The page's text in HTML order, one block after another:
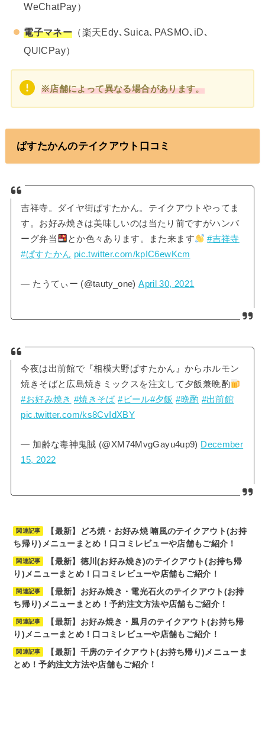
WeChatPay）
電子マネー （楽天Edy､Suica､PASMO､iD､
QUICPay）
※店舗によって異なる場合があります。
ぱすたかんのテイクアウト口コミ
吉祥寺。ダイヤ街ぱすたかん。テイクアウトやってま
す。お好み焼きは美味しいのは当たり前ですがハンバ
ーグ弁当
とか色々あります。また来ます
#吉祥寺
#ぱすたかん pic.twitter.com/kpIC6ewKcm
— たうてぃー (@tauty_one)April 30, 2021
今夜は出前館で『相模大野ぱすたかん』からホルモン
焼きそばと広島焼きミックスを注文して夕飯兼晩酌
#お好み焼き #焼きそば #ビール#夕飯 #晩酌 #出前館
pic.twitter.com/ks8CvIdXBY
— 加齢な毒神鬼賊 (@XM74MvgGayu4up9) December
15, 2022
関連記事
【最新】どろ焼・お好み焼 喃風のテイクアウト(お持
ち帰り)メニューまとめ！口コミレビューや店舗もご紹介！
関連記事
【最新】徳川(お好み焼き)のテイクアウト(お持ち帰
り)メニューまとめ！口コミレビューや店舗もご紹介！
関連記事
【最新】お好み焼き・電光石火のテイクアウト(お持
ち帰り)メニューまとめ！予約注文方法や店舗もご紹介！
関連記事
【最新】お好み焼き・風月のテイクアウト(お持ち帰
り)メニューまとめ！口コミレビューや店舗もご紹介！
関連記事
【最新】千房のテイクアウト(お持ち帰り)メニューま
とめ！予約注文方法や店舗もご紹介！